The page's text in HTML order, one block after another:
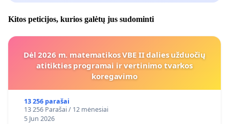
Kitos peticijos, kurios galėtų jus sudominti
Dėl 2026 m. matematikos VBE II dalies užduočių
atitikties programai ir vertinimo tvarkos
koregavimo
13 256 parašai
13 256 Parašai / 12 mėnesiai
5 Jun 2026